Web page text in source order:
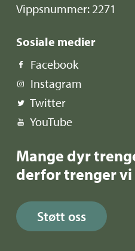
Vippsnummer: 2271
Sosiale medier
Facebook
Instagram
Twitter
YouTube
Mange dyr
derfor trenger vi
Støtt oss